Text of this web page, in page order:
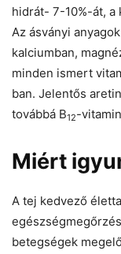
hidrát- 7-10%-át, a
Az ásványi
kalciumban,
minden ismert
ban. Jelentős
továbbá B12-
Miért
A tej kedvező
betegségek